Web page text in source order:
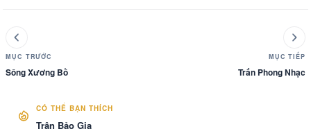
MỤC TRƯỚC
Sông Xương Bồ
MỤC TIẾP
Trấn Phong Nhạc
CÓ THỂ BẠN THÍCH
Trân Bảo Gia